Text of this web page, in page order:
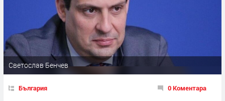
Светослав Бенчев
България 0 Коментара